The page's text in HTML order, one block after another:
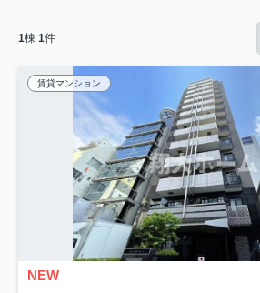
1棟 1件
賃貸マンション
NEW